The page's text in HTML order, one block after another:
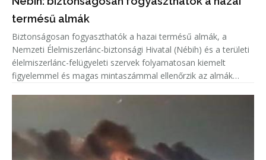
termésű almák
Biztonságosan fogyaszthatók a hazai termésű almák, a
Nemzeti Élelmiszerlánc-biztonsági Hivatal (Nébih) és a területi
élelmiszerlánc-felügyeleti szervek folyamatosan kiemelt
figyelemmel és magas mintaszámmal ellenőrzik az almák